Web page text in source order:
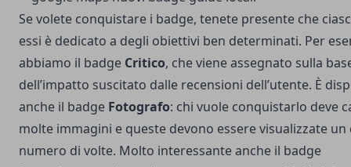
Se volete conquistare i badge, tenete presente che
essi è dedicato a degli obiettivi ben determinati. Per
abbiamo il badge Critico, che viene assegnato sulla
dell’impatto suscitato dalle recensioni dell’utente. È
anche il badge Fotografo: chi vuole conquistarlo deve
molte immagini e queste devono essere visualizzate un
numero di volte. Molto interessante anche il badge